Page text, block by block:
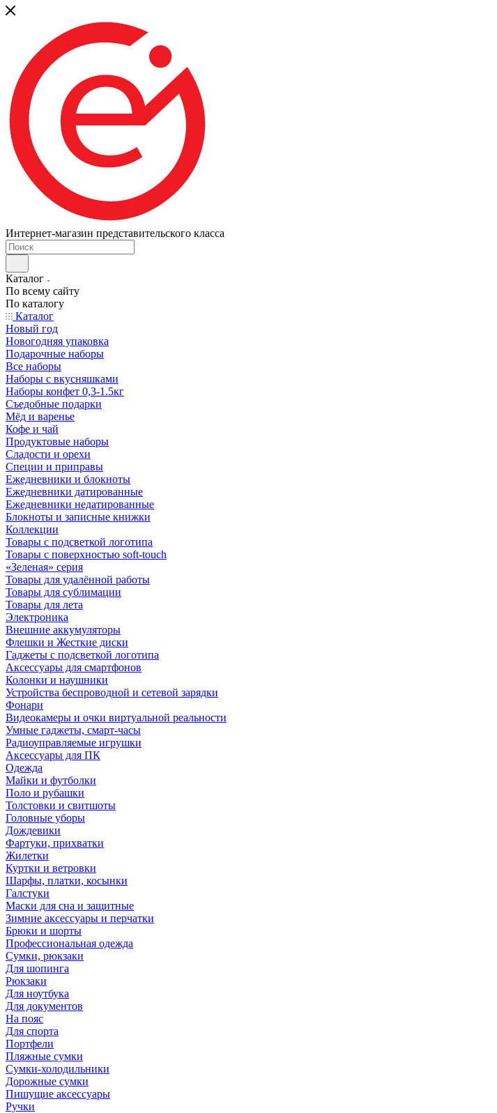
Интернет-магазин представительского класса
Каталог
По всему сайту
По каталогу
Каталог
Новый год
Новогодняя упаковка
Подарочные наборы
Все наборы
Наборы с вкусняшками
Наборы конфет 0,3-1.5кг
Съедобные подарки
Мёд и варенье
Кофе и чай
Продуктовые наборы
Сладости и орехи
Специи и приправы
Ежедневники и блокноты
Ежедневники датированные
Ежедневники недатированные
Блокноты и записные книжки
Коллекции
Товары с подсветкой логотипа
Товары с поверхностью soft-touch
«Зеленая» серия
Товары для удалённой работы
Товары для сублимации
Товары для лета
Электроника
Внешние аккумуляторы
Флешки и Жесткие диски
Гаджеты с подсветкой логотипа
Аксессуары для смартфонов
Колонки и наушники
Устройства беспроводной и сетевой зарядки
Фонари
Видеокамеры и очки виртуальной реальности
Умные гаджеты, смарт-часы
Радиоуправляемые игрушки
Аксессуары для ПК
Одежда
Майки и футболки
Поло и рубашки
Толстовки и свитшоты
Головные уборы
Дождевики
Фартуки, прихватки
Жилетки
Куртки и ветровки
Шарфы, платки, косынки
Галстуки
Маски для сна и защитные
Зимние аксессуары и перчатки
Брюки и шорты
Профессиональная одежда
Сумки, рюкзаки
Для шопинга
Рюкзаки
Для ноутбука
Для документов
На пояс
Для спорта
Портфели
Пляжные сумки
Сумки-холодильники
Дорожные сумки
Пишущие аксессуары
Ручки